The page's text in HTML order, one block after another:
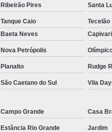
Espelho
Espelho São
Espelho
Espelho de
Espelho Moderno
Ribeirão Pires Santa
Tanque Caio
Tecelão
Baeta Neves Capivari
Nova Petrópolis
Planalto Rudge
São Caetano do Sul Vila
Campo Grande Casa
Estância Rio Grande Jardim